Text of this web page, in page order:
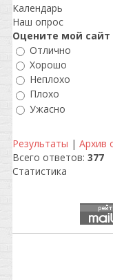
Календарь
Наш опрос
Оцените мой сайт
Отлично
Хорошо
Неплохо
Плохо
Ужасно
Результаты | Архив
Всего ответов: 377
Статистика